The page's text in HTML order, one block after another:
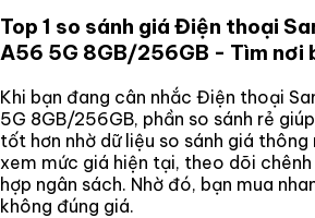
Top 1 so sánh giá Điện thoại
A56 5G 8GB/256GB - Tìm nơi
Khi bạn đang cân nhắc Điện thoại
5G 8GB/256GB, phần so sánh rẻ
tốt hơn nhờ dữ liệu so sánh giá thông
xem mức giá hiện tại, theo dõi
hợp ngân sách. Nhờ đó, bạn mua
không đúng giá.